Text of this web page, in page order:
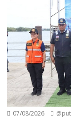
07/08/2026